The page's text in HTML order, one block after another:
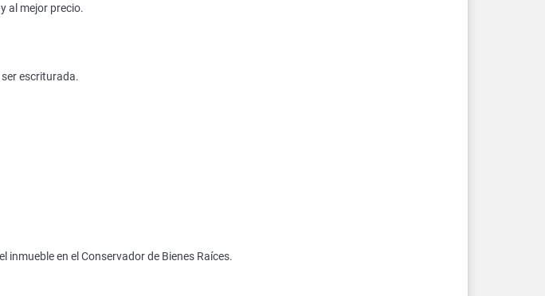
al mejor precio.
escriturada.
en el Conservador de Bienes Raíces.